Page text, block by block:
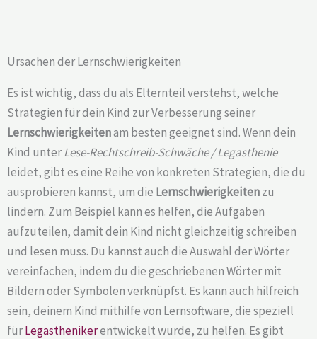
Ursachen der Lernschwierigkeiten
Es ist wichtig, dass du als Elternteil verstehst, welche
Strategien für dein Kind zur Verbesserung seiner
Lernschwierigkeitenam besten geeignet sind. Wenn dein
Kind unterLese-Rechtschreib-Schwäche / Legasthenie
leidet, gibt es eine Reihe von konkreten Strategien, die du
ausprobieren kannst, um die Lernschwierigkeitenzu
lindern. Zum Beispiel kann es helfen, die Aufgaben
aufzuteilen, damit dein Kind nicht gleichzeitig schreiben
und lesen muss. Du kannst auch die Auswahl der Wörter
vereinfachen, indem du die geschriebenen Wörter mit
Bildern oder Symbolen verknüpfst. Es kann auch hilfreich
sein, deinem Kind mithilfe von Lernsoftware, die speziell
fürLegasthenikerentwickelt wurde, zu helfen. Es gibt